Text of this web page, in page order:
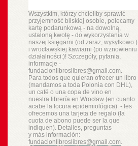
Wszystkim, którzy chcieliby sprawić
przyjemność bliskiej osobie, polecamy
kartę podarunkową - na dowolną,
ustaloną kwotę - do wykorzystania w
naszej księgarni (od zaraz, wysyłkowo:)
i wrocławskiej kawiarni (po wznowieniu
działalności:)! Szczegóły, pytania,
informacje -
fundacionlibroslibres@gmail.com.
Para todos que quieran ofrecer un libro
(mandamos a toda Polonia con DHL),
un café o una copa de vino en
nuestra libreríaen Wrocław (en cuanto
acabe la locura epidemiológica) - les
ofrecemos una tarjeta de regalo (la
cuota de abono puede ser la que
indiquen). Detalles, preguntas
y másinformación:
fundacionlibroslibres@gmail.com.